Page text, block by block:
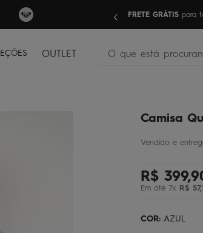
| Consulte as Regras Sua
OUTLET
O que está
Camisa
R$ 399,
Em até 7x R$ 57,
COR: AZUL